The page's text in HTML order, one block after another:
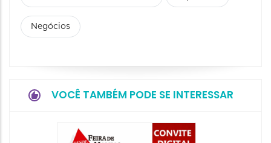
Negócios
VOCÊ TAMBÉM PODE SE INTERESSAR